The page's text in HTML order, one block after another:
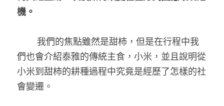
機。
們也會介紹泰雅的傳統主食，小米，並且說明從
小米到甜柿的耕種過程中究竟是經歷了怎樣的社
會變遷。